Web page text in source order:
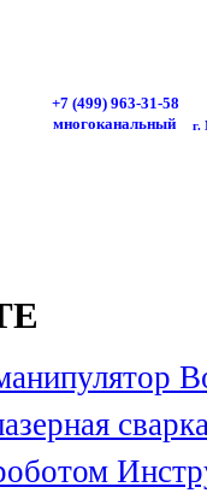
+7 (499) 963-31-58
многоканальный
г.